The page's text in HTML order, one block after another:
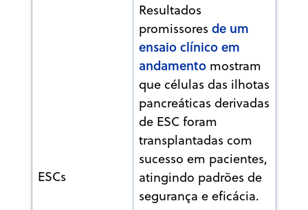
ESCs
Resultados
promissores de um
ensaio clínico em
andamento mostram
que células das ilhotas
pancreáticas derivadas
de ESC foram
transplantadas com
sucesso em pacientes,
atingindo padrões de
segurança e eficácia.